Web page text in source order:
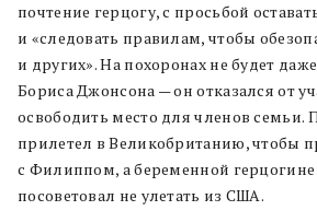
почтение герцогу, с просьбой
и «следовать правилам, чтобы
и других». На похоронах не будет
Бориса Джонсона — он отказался от
освободить место для членов семьи.
прилетел в Великобританию, чтобы
с Филиппом, а беременной герцогине
посоветовал не улетать из США.